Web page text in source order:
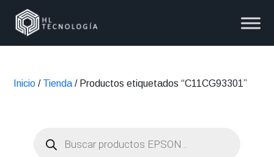
Inicio / Tienda / Productos etiquetados “C11CG93301”
productos